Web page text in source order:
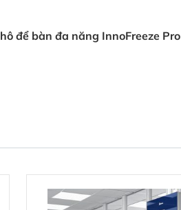
để bàn đa năng InnoFreeze